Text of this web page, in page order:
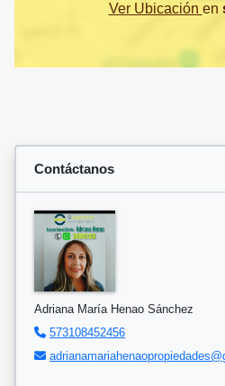
Ver Ubicación en
Contáctanos
Adriana María Henao Sánchez
573108452456